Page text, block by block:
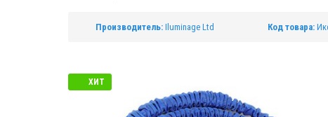
Производитель: Iluminage Ltd Код товара:
ХИТ